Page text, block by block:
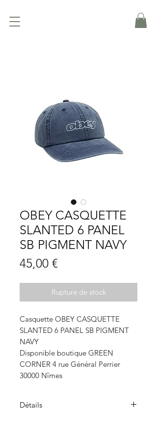
OBEY CASQUETTE
SLANTED 6 PANEL
SB PIGMENT NAVY
45,00 €
Rupture de stock
Casquette OBEY CASQUETTE
SLANTED 6 PANEL SB PIGMENT
NAVY
Disponible boutique GREEN
CORNER 4 rue Général Perrier
30000 Nîmes
Détails